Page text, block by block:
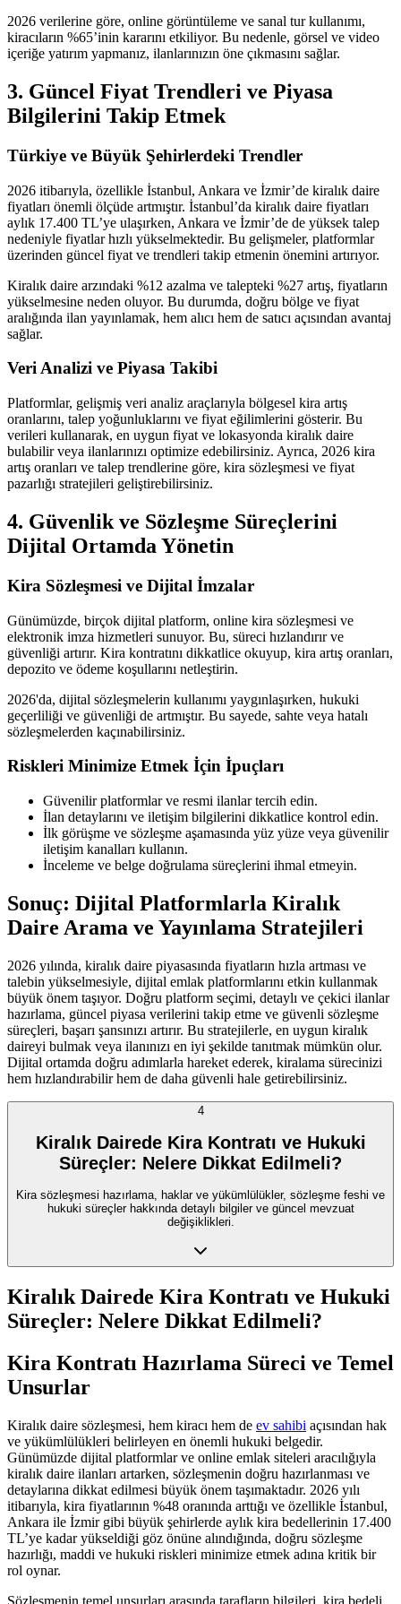
2026 verilerine göre, online görüntüleme ve sanal tur kullanımı,
kiracıların %65’inin kararını etkiliyor. Bu nedenle, görsel ve video
içeriğe yatırım yapmanız, ilanlarınızın öne çıkmasını sağlar.
3. Güncel Fiyat Trendleri ve Piyasa
Bilgilerini Takip Etmek
Türkiye ve Büyük Şehirlerdeki Trendler
2026 itibarıyla, özellikle İstanbul, Ankara ve İzmir’de kiralık daire
fiyatları önemli ölçüde artmıştır. İstanbul’da kiralık daire fiyatları
aylık 17.400 TL’ye ulaşırken, Ankara ve İzmir’de de yüksek talep
nedeniyle fiyatlar hızlı yükselmektedir. Bu gelişmeler, platformlar
üzerinden güncel fiyat ve trendleri takip etmenin önemini artırıyor.
Kiralık daire arzındaki %12 azalma ve talepteki %27 artış, fiyatların
yükselmesine neden oluyor. Bu durumda, doğru bölge ve fiyat
aralığında ilan yayınlamak, hem alıcı hem de satıcı açısından avantaj
sağlar.
Veri Analizi ve Piyasa Takibi
Platformlar, gelişmiş veri analiz araçlarıyla bölgesel kira artış
oranlarını, talep yoğunluklarını ve fiyat eğilimlerini gösterir. Bu
verileri kullanarak, en uygun fiyat ve lokasyonda kiralık daire
bulabilir veya ilanlarınızı optimize edebilirsiniz. Ayrıca, 2026 kira
artış oranları ve talep trendlerine göre, kira sözleşmesi ve fiyat
pazarlığı stratejileri geliştirebilirsiniz.
4. Güvenlik ve Sözleşme Süreçlerini
Dijital Ortamda Yönetin
Kira Sözleşmesi ve Dijital İmzalar
Günümüzde, birçok dijital platform, online kira sözleşmesi ve
elektronik imza hizmetleri sunuyor. Bu, süreci hızlandırır ve
güvenliği artırır. Kira kontratını dikkatlice okuyup, kira artış oranları,
depozito ve ödeme koşullarını netleştirin.
2026'da, dijital sözleşmelerin kullanımı yaygınlaşırken, hukuki
geçerliliği ve güvenliği de artmıştır. Bu sayede, sahte veya hatalı
sözleşmelerden kaçınabilirsiniz.
Riskleri Minimize Etmek İçin İpuçları
Güvenilir platformlar ve resmi ilanlar tercih edin.
İlan detaylarını ve iletişim bilgilerini dikkatlice kontrol edin.
İlk görüşme ve sözleşme aşamasında yüz yüze veya güvenilir
iletişim kanalları kullanın.
İnceleme ve belge doğrulama süreçlerini ihmal etmeyin.
Sonuç: Dijital Platformlarla Kiralık
Daire Arama ve Yayınlama Stratejileri
2026 yılında, kiralık daire piyasasında fiyatların hızla artması ve
talebin yükselmesiyle, dijital emlak platformlarını etkin kullanmak
büyük önem taşıyor. Doğru platform seçimi, detaylı ve çekici ilanlar
hazırlama, güncel piyasa verilerini takip etme ve güvenli sözleşme
süreçleri, başarı şansınızı artırır. Bu stratejilerle, en uygun kiralık
daireyi bulmak veya ilanınızı en iyi şekilde tanıtmak mümkün olur.
Dijital ortamda doğru adımlarla hareket ederek, kiralama sürecinizi
hem hızlandırabilir hem de daha güvenli hale getirebilirsiniz.
4
Kiralık Dairede Kira Kontratı ve Hukuki
Süreçler: Nelere Dikkat Edilmeli?
Kira sözleşmesi hazırlama, haklar ve yükümlülükler, sözleşme feshi ve
hukuki süreçler hakkında detaylı bilgiler ve güncel mevzuat
değişiklikleri.
Kiralık Dairede Kira Kontratı ve Hukuki
Süreçler: Nelere Dikkat Edilmeli?
Kira Kontratı Hazırlama Süreci ve Temel
Unsurlar
Kiralık daire sözleşmesi, hem kiracı hem de ev sahibi açısından hak
ve yükümlülükleri belirleyen en önemli hukuki belgedir.
Günümüzde dijital platformlar ve online emlak siteleri aracılığıyla
kiralık daire ilanları artarken, sözleşmenin doğru hazırlanması ve
detaylarına dikkat edilmesi büyük önem taşımaktadır. 2026 yılı
itibarıyla, kira fiyatlarının %48 oranında arttığı ve özellikle İstanbul,
Ankara ile İzmir gibi büyük şehirlerde aylık kira bedellerinin 17.400
TL’ye kadar yükseldiği göz önüne alındığında, doğru sözleşme
hazırlığı, maddi ve hukuki riskleri minimize etmek adına kritik bir
rol oynar.